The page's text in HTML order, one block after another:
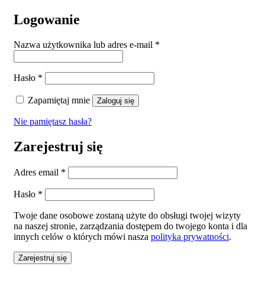
Logowanie
Nazwa użytkownika lub adres e-mail *
Hasło *
Zapamiętaj mnie Zaloguj się
Nie pamiętasz hasła?
Zarejestruj się
Adres email *
Hasło *
Twoje dane osobowe zostaną użyte do obsługi twojej wizyty
na naszej stronie, zarządzania dostępem do twojego konta i dla
innych celów o których mówi nasza polityka prywatności.
Zarejestruj się